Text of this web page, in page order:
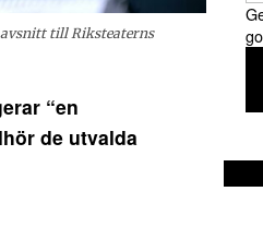
avsnitt till Riksteaterns
“en
de utvalda